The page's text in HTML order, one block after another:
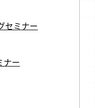
セミナー
ナー